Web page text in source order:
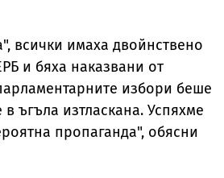
всички имаха двойнствено
и бяха наказвани от
избори беше
ъгъла изтласкана. Успяхме
пропаганда", обясни